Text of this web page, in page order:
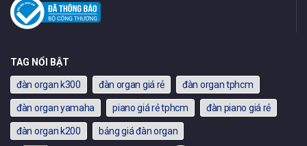
TAG NỔI BẬT
đàn organ k300 đàn organ giá rẻ đàn organ tphcm
đàn organ yamaha piano giá rẻ tphcm đàn piano giá rẻ
đàn organ k200 bảng giá đàn organ